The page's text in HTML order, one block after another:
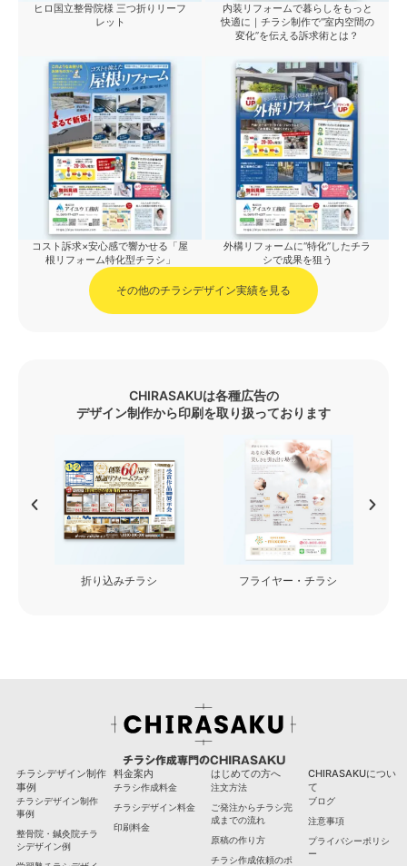
ヒロ国立整骨院様 三つ折りリーフ
レット
内装リフォームで暮らしをもっと
快適に｜チラシ制作で“室内空間の
変化”を伝える訴求術とは？
コスト訴求×安心感で響かせる「屋
根リフォーム特化型チラシ」
外構リフォームに“特化”したチラ
シで成果を狙う
その他のチラシデザイン実績を見る
CHIRASAKUは各種広告の
デザイン制作から印刷を取り扱っております
フライヤー・チラシ 看板・カッティングシート
チラシ作成専門のCHIRASAKU
チラシデザイン制作
事例
チラシデザイン制作
事例
整骨院・鍼灸院チラ
シデザイン例
料金案内
チラシ作成料金
チラシデザイン料金
印刷料金
はじめての方へ
注文方法
ご発注からチラシ完
成までの流れ
原稿の作り方
チラシ作成依頼のポ
CHIRASAKUについ
て
ブログ
注意事項
プライバシーポリシ
ー